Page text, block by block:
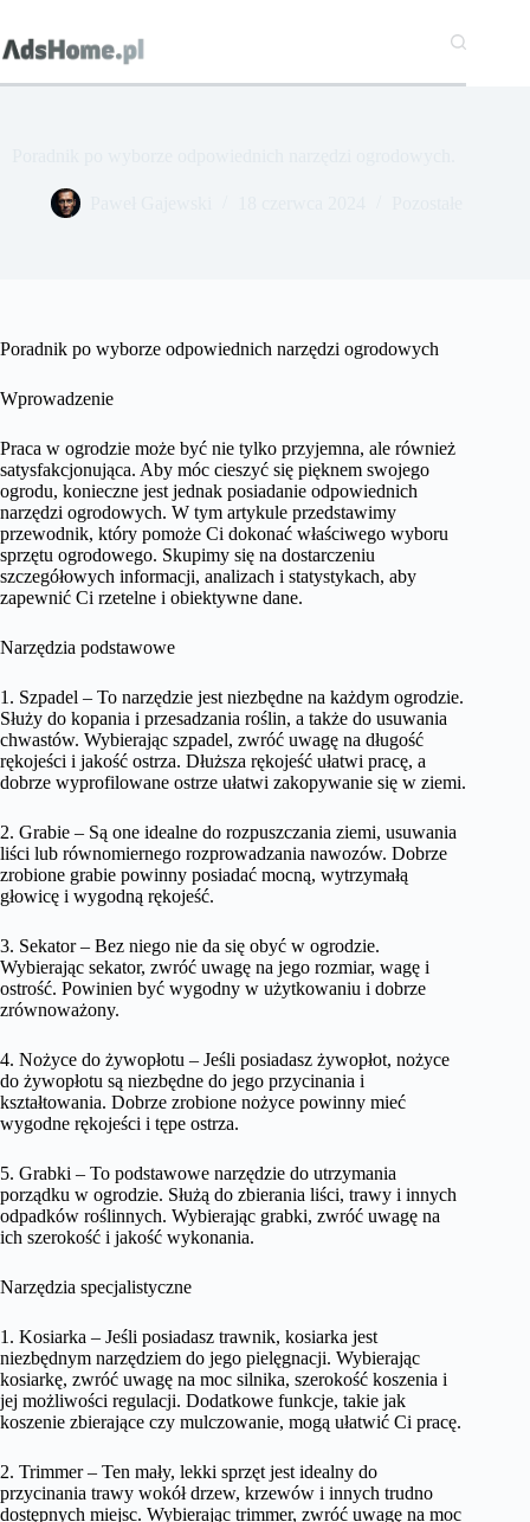
treści
Poradnik po wyborze odpowiednich narzędzi ogrodowych
Wprowadzenie
Praca w ogrodzie może być nie tylko przyjemna, ale również
satysfakcjonująca. Aby móc cieszyć się pięknem swojego
ogrodu, konieczne jest jednak posiadanie odpowiednich
narzędzi ogrodowych. W tym artykule przedstawimy
przewodnik, który pomoże Ci dokonać właściwego wyboru
sprzętu ogrodowego. Skupimy się na dostarczeniu
szczegółowych informacji, analizach i statystykach, aby
zapewnić Ci rzetelne i obiektywne dane.
Narzędzia podstawowe
1. Szpadel – To narzędzie jest niezbędne na każdym ogrodzie.
Służy do kopania i przesadzania roślin, a także do usuwania
chwastów. Wybierając szpadel, zwróć uwagę na długość
rękojeści i jakość ostrza. Dłuższa rękojeść ułatwi pracę, a
dobrze wyprofilowane ostrze ułatwi zakopywanie się w ziemi.
2. Grabie – Są one idealne do rozpuszczania ziemi, usuwania
liści lub równomiernego rozprowadzania nawozów. Dobrze
zrobione grabie powinny posiadać mocną, wytrzymałą
głowicę i wygodną rękojeść.
3. Sekator – Bez niego nie da się obyć w ogrodzie.
Wybierając sekator, zwróć uwagę na jego rozmiar, wagę i
ostrość. Powinien być wygodny w użytkowaniu i dobrze
zrównoważony.
4. Nożyce do żywopłotu – Jeśli posiadasz żywopłot, nożyce
do żywopłotu są niezbędne do jego przycinania i
kształtowania. Dobrze zrobione nożyce powinny mieć
wygodne rękojeści i tępe ostrza.
5. Grabki – To podstawowe narzędzie do utrzymania
porządku w ogrodzie. Służą do zbierania liści, trawy i innych
odpadków roślinnych. Wybierając grabki, zwróć uwagę na
ich szerokość i jakość wykonania.
Narzędzia specjalistyczne
1. Kosiarka – Jeśli posiadasz trawnik, kosiarka jest
niezbędnym narzędziem do jego pielęgnacji. Wybierając
kosiarkę, zwróć uwagę na moc silnika, szerokość koszenia i
jej możliwości regulacji. Dodatkowe funkcje, takie jak
koszenie zbierające czy mulczowanie, mogą ułatwić Ci pracę.
2. Trimmer – Ten mały, lekki sprzęt jest idealny do
przycinania trawy wokół drzew, krzewów i innych trudno
dostępnych miejsc. Wybierając trimmer, zwróć uwagę na moc